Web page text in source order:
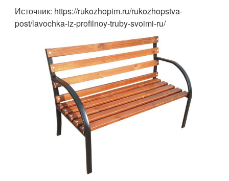
Источник: https://rukozhopim.ru/rukozhopstva-
post/lavochka-iz-profilnoy-truby-svoimi-ru/